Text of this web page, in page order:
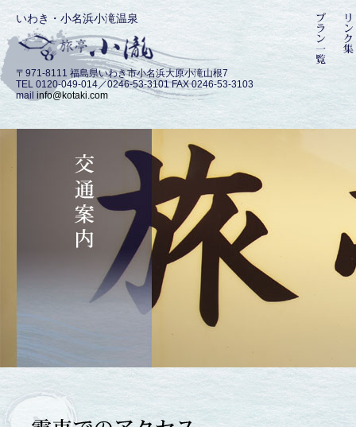
いわき・小名浜小滝温泉
〒971-8111 福島県いわき市小名浜大原小滝山根7
TEL 0120-049-014／0246-53-3101 FAX 0246-53-3103
mail info@kotaki.com